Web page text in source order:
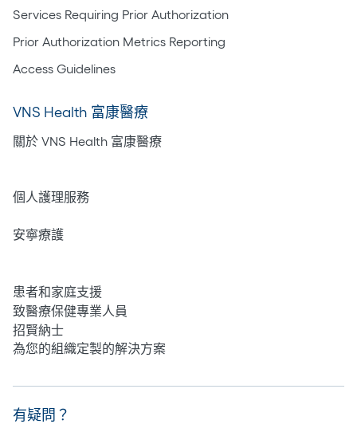
Services Requiring Prior Authorization
Prior Authorization Metrics Reporting
Access Guidelines
VNS Health 富康醫療
關於 VNS Health 富康醫療
個人護理服務
安寧療護
患者和家庭支援
致醫療保健專業人員
招賢納士
為您的組織定製的解決方案
有疑問？